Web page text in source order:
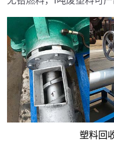
塑料回